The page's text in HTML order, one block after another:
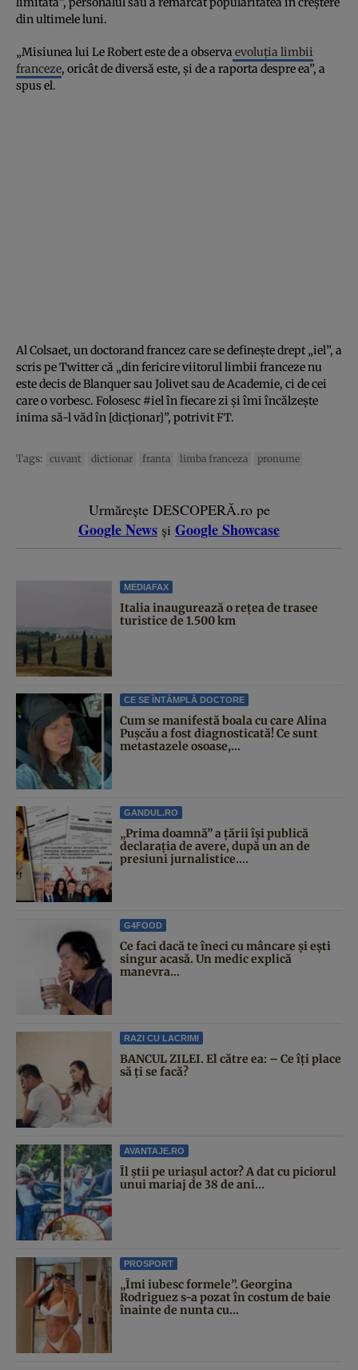
din ultimele luni.
„Misiunea lui Le Robert este de a observa evoluţia limbii
franceze, oricât de diversă este, şi de a raporta despre ea”, a
spus el.
Al Colsaet, un doctorand francez care se defineşte drept „iel”, a
scris pe Twitter că „din fericire viitorul limbii franceze nu
este decis de Blanquer sau Jolivet sau de Academie, ci de cei
care o vorbesc. Folosesc #iel în fiecare zi şi îmi încălzeşte
inima să-l văd în [dicţionar]”, potrivit FT.
Tags: cuvant dictionar franta limba franceza pronume
Urmărește DESCOPERĂ.ro pe
Google News și Google Showcase
MEDIAFAX
Italia inaugurează o rețea de trasee
turistice de 1.500 km
CE SE ÎNTÂMPLĂ DOCTORE
Cum se manifestă boala cu care Alina
Pușcău a fost diagnosticată! Ce sunt
metastazele osoase,...
GANDUL.RO
„Prima doamnă” a țării își publică
declarația de avere, după un an de
presiuni jurnalistice....
G4FOOD
Ce faci dacă te îneci cu mâncare și ești
singur acasă. Un medic explică
manevra...
RAZI CU LACRIMI
BANCUL ZILEI. El către ea: – Ce îți place
să ți se facă?
AVANTAJE.RO
Îl știi pe uriașul actor? A dat cu piciorul
unui mariaj de 38 de ani...
PROSPORT
„Îmi iubesc formele”. Georgina
Rodriguez s-a pozat în costum de baie
înainte de nunta cu...